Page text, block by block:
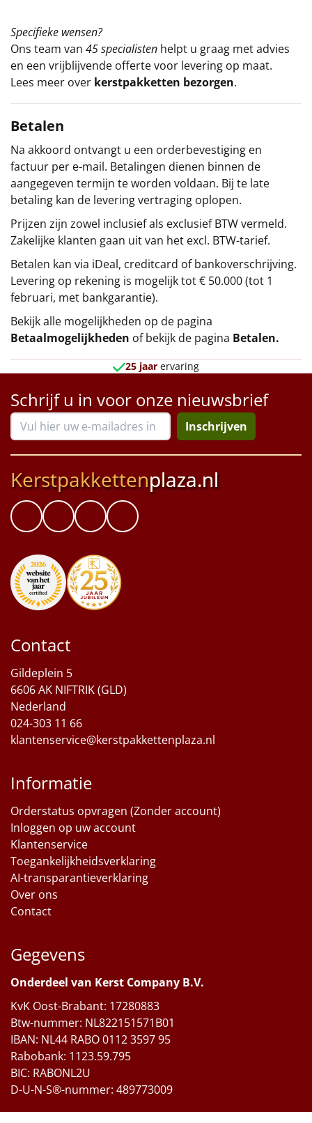
Specifieke wensen?
Ons team van 45 specialisten helpt u graag met advies
en een vrijblijvende offerte voor levering op maat.
Lees meer over kerstpakketten bezorgen.
Betalen
Na akkoord ontvangt u een orderbevestiging en
factuur per e-mail. Betalingen dienen binnen de
aangegeven termijn te worden voldaan. Bij te late
betaling kan de levering vertraging oplopen.
Prijzen zijn zowel inclusief als exclusief BTW vermeld.
Zakelijke klanten gaan uit van het excl. BTW-tarief.
Betalen kan via iDeal, creditcard of bankoverschrijving.
Levering op rekening is mogelijk tot € 50.000 (tot 1
februari, met bankgarantie).
Bekijk alle mogelijkheden op de pagina
Betaalmogelijkheden of bekijk de pagina Betalen.
25 jaar ervaring
Schrijf u in voor onze nieuwsbrief
Inschrijven
Kerstpakkettenplaza.nl
Contact
Gildeplein 5
6606 AK NIFTRIK (GLD)
Nederland
024-303 11 66
klantenservice@kerstpakkettenplaza.nl
Informatie
Orderstatus opvragen (Zonder account)
Inloggen op uw account
Klantenservice
Toegankelijkheidsverklaring
AI-transparantieverklaring
Over ons
Contact
Gegevens
Onderdeel van Kerst Company B.V.
KvK Oost-Brabant: 17280883
Btw-nummer: NL822151571B01
IBAN: NL44 RABO 0112 3597 95
Rabobank: 1123.59.795
BIC: RABONL2U
D-U-N-S®-nummer: 489773009